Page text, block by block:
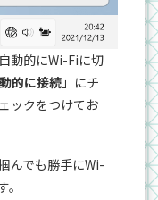
動的にWi-Fiに切
的に接続 」にチ
ックをつけてお
んでも勝手にWi-